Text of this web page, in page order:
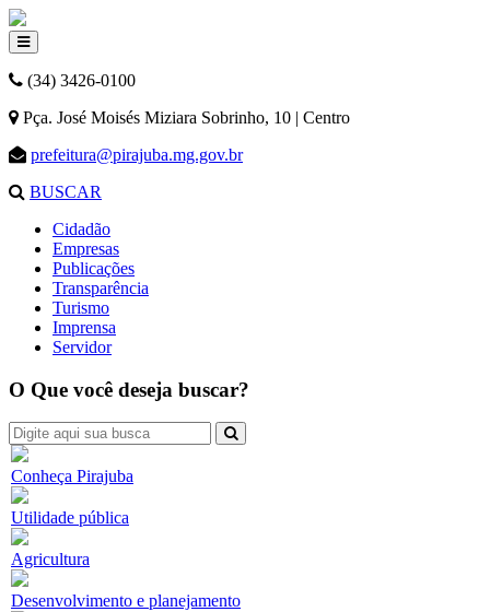
(34) 3426-0100
Pça. José Moisés Miziara Sobrinho, 10 | Centro
prefeitura@pirajuba.mg.gov.br
BUSCAR
Cidadão
Empresas
Publicações
Transparência
Turismo
Imprensa
Servidor
O Que você deseja buscar?
Conheça Pirajuba
Utilidade pública
Agricultura
Desenvolvimento e planejamento